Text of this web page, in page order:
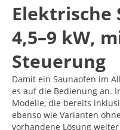
Elektrische
4,5–9 kW,
Steuerung
Damit ein Saunaofen im
es auf die Bedienung an.
Modelle, die bereits
ebenso wie Varianten
vorhandene Lösung